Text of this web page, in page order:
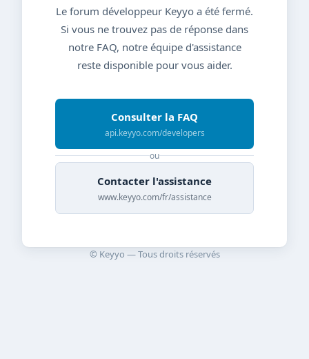
Le forum développeur Keyyo a été fermé.
Si vous ne trouvez pas de réponse dans
notre FAQ, notre équipe d'assistance
reste disponible pour vous aider.
Consulter la FAQ
api.keyyo.com/developers
ou
Contacter l'assistance
www.keyyo.com/fr/assistance
© Keyyo — Tous droits réservés